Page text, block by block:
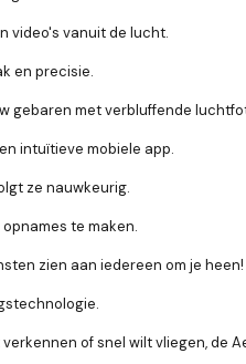
video's vanuit de lucht.
en precisie.
gebaren met verbluffende
intuïtieve mobiele app.
ze nauwkeurig.
te maken.
zien aan iedereen om je heen!
of snel wilt vliegen, de